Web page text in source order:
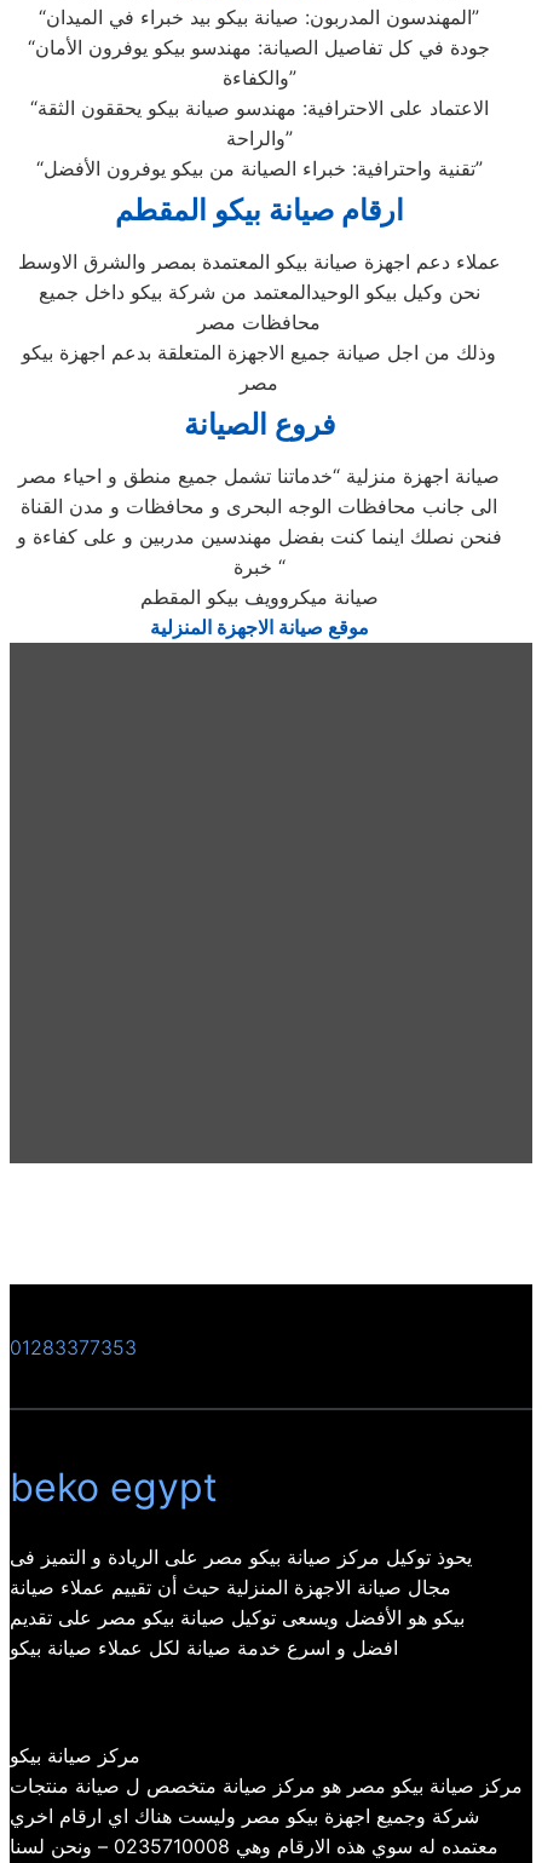
“المهندسون المدربون: صيانة بيكو بيد خبراء في الميدان”
“جودة في كل تفاصيل الصيانة: مهندسو بيكو يوفرون الأمان
والكفاءة”
“الاعتماد على الاحترافية: مهندسو صيانة بيكو يحققون الثقة
والراحة”
“تقنية واحترافية: خبراء الصيانة من بيكو يوفرون الأفضل”
ارقام صيانة بيكو المقطم
عملاء دعم اجهزة صيانة بيكو المعتمدة بمصر والشرق الاوسط
نحن وكيل بيكو الوحيدالمعتمد من شركة بيكو داخل جميع
محافظات مصر
وذلك من اجل صيانة جميع الاجهزة المتعلقة بدعم اجهزة بيكو
مصر
فروع الصيانة
صيانة اجهزة منزلية “خدماتنا تشمل جميع منطق و احياء مصر
الى جانب محافظات الوجه البحرى و محافظات و مدن القناة
فنحن نصلك اينما كنت بفضل مهندسين مدربين و على كفاءة و
خبرة “
صيانة ميكروويف بيكو المقطم
موقع صيانة الاجهزة المنزلية
01283377353
beko egypt
يحوذ توكيل مركز صيانة بيكو مصر على الريادة و التميز فى
مجال صيانة الاجهزة المنزلية حيث أن تقييم عملاء صيانة
بيكو هو الأفضل ويسعى توكيل صيانة بيكو مصر على تقديم
افضل و اسرع خدمة صيانة لكل عملاء صيانة بيكو
مركز صيانة بيكو
مركز صيانة بيكو مصر هو مركز صيانة متخصص ل صيانة منتجات
شركة وجميع اجهزة بيكو مصر وليست هناك اي ارقام اخري
معتمده له سوي هذه الارقام وهي 0235710008 – ونحن لسنا